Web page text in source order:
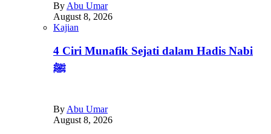
By Abu Umar
August 8, 2026
Kajian
4 Ciri Munafik Sejati dalam Hadis Nabi
ﷺ
By Abu Umar
August 8, 2026